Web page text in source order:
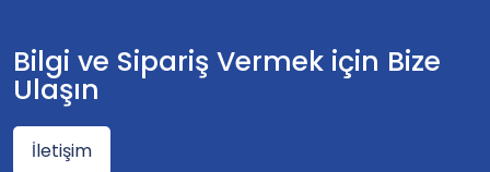
Bilgi ve Sipariş Vermek için Bize
Ulaşın
İletişim